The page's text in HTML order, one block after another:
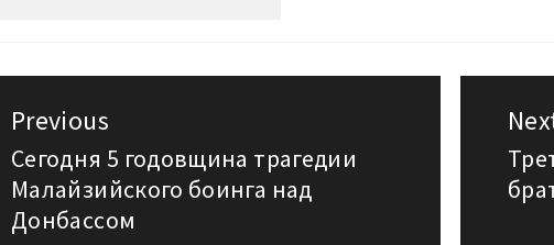
Previous
Previous
post:
Сегодня 5 годовщина трагедии
Малайзийского боинга над
Донбассом